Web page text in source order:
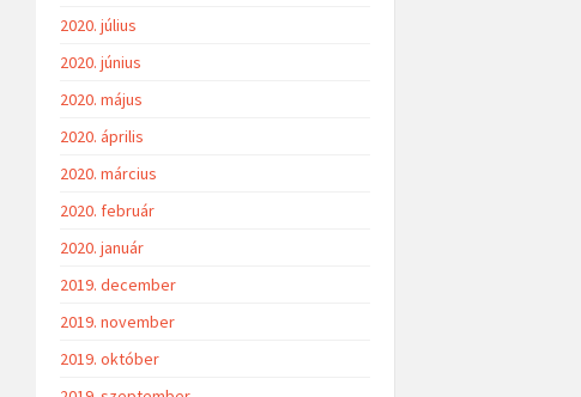
2020. július
2020. június
2020. május
2020. április
2020. március
2020. február
2020. január
2019. december
2019. november
2019. október